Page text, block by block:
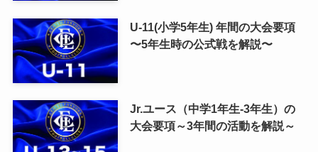
U-11(小学5年生) 年間の大会要項
〜5年生時の公式戦を解説〜
Jr.ユース（中学1年生-3年生）の
大会要項～3年間の活動を解説～